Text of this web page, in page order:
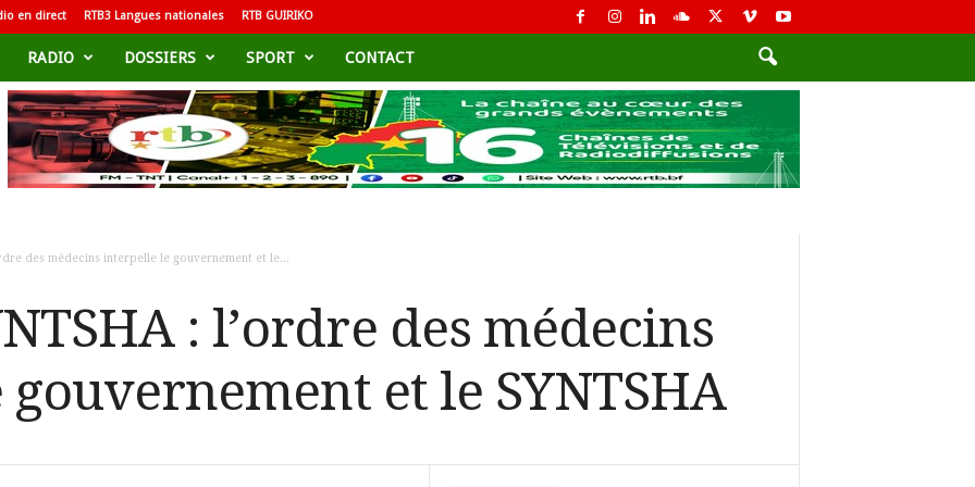
en direct RTB3 Langues nationales RTB GUIRIKO
RADIO DOSSIERS SPORT CONTACT
des médecins interpelle le gouvernement et le...
: l’ordre des médecins
et le SYNTSHA